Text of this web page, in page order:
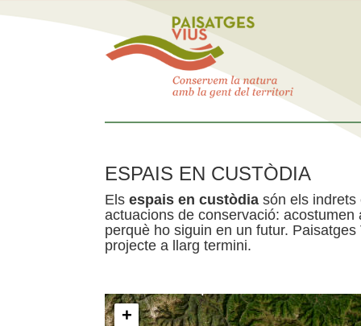
ESPAIS EN CUSTÒDIA
Els espais en custòdia són els indrets
actuacions de conservació:
perquè ho siguin en un futur.
projecte a llarg termini.
+